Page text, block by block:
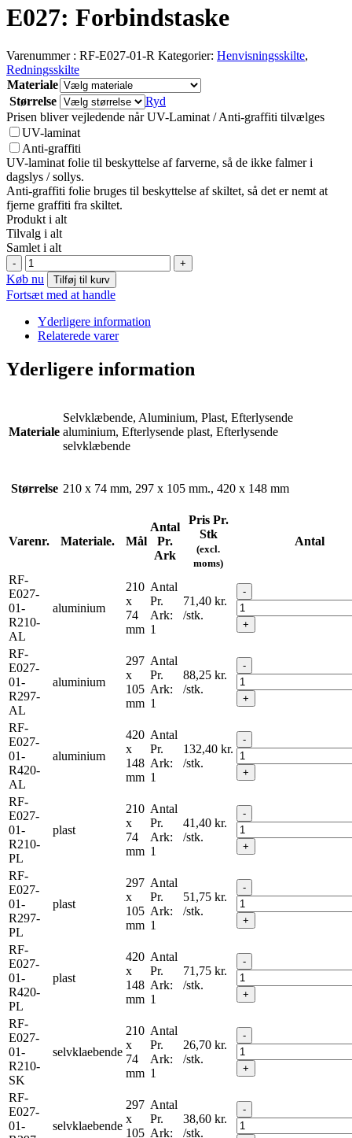
E027: Forbindstaske
Varenummer : RF-E027-01-R Kategorier: Henvisningsskilte,
Redningsskilte
Materiale
Størrelse
Ryd
Prisen bliver vejledende når UV-Laminat / Anti-graffiti tilvælges
UV-laminat
Anti-graffiti
UV-laminat folie til beskyttelse af farverne, så de ikke falmer i
dagslys / sollys.
Anti-graffiti folie bruges til beskyttelse af skiltet, så det er nemt at
fjerne graffiti fra skiltet.
Produkt i alt
Tilvalg i alt
Samlet i alt
-
E027:
Forbindstaske
antal
+
Køb nu Tilføj til kurv
Fortsæt med at handle
Yderligere information
Relaterede varer
Yderligere information
Materiale
Selvklæbende, Aluminium, Plast, Efterlysende
aluminium, Efterlysende plast, Efterlysende
selvklæbende
Størrelse 210 x 74 mm, 297 x 105 mm., 420 x 148 mm
Varenr. Materiale. Mål
Antal
Pr.
Ark
Pris Pr.
Stk
(excl.
moms)
Antal
RF-
E027-
01-
R210-
AL
aluminium
210
x
74
mm
Antal
Pr.
Ark:
1
71,40 kr.
/stk.
-
+
RF-
E027-
01-
R297-
AL
aluminium
297
x
105
mm
Antal
Pr.
Ark:
1
88,25 kr.
/stk.
-
+
RF-
E027-
01-
R420-
AL
aluminium
420
x
148
mm
Antal
Pr.
Ark:
1
132,40 kr.
/stk.
-
+
RF-
E027-
01-
R210-
PL
plast
210
x
74
mm
Antal
Pr.
Ark:
1
41,40 kr.
/stk.
-
+
RF-
E027-
01-
R297-
PL
plast
297
x
105
mm
Antal
Pr.
Ark:
1
51,75 kr.
/stk.
-
+
RF-
E027-
01-
R420-
PL
plast
420
x
148
mm
Antal
Pr.
Ark:
1
71,75 kr.
/stk.
-
+
RF-
E027-
01-
R210-
SK
selvklaebende
210
x
74
mm
Antal
Pr.
Ark:
1
26,70 kr.
/stk.
-
+
RF-
E027-
01-
selvklaebende
297
x
105
Antal
Pr.
Ark:
38,60 kr.
/stk.
-